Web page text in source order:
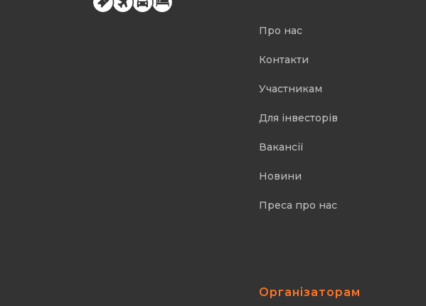
Про нас
Контакти
Участникам
Для інвесторів
Вакансії
Новини
Преса про нас
Організаторам